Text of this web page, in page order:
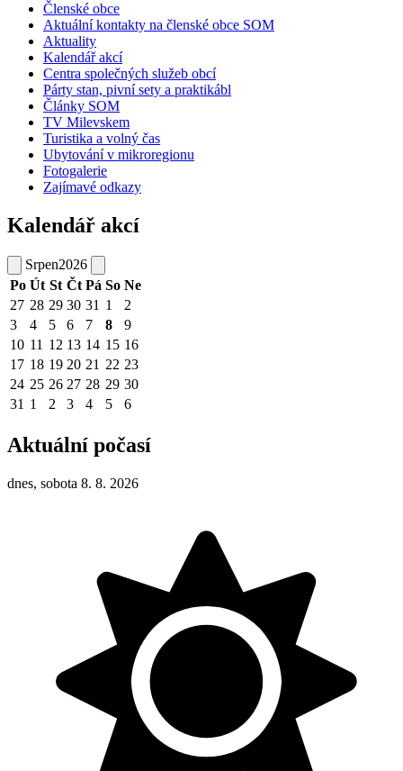
Členské obce
Aktuální kontakty na členské obce SOM
Aktuality
Kalendář akcí
Centra společných služeb obcí
Párty stan, pivní sety a praktikábl
Články SOM
TV Milevskem
Turistika a volný čas
Ubytování v mikroregionu
Fotogalerie
Zajímavé odkazy
Kalendář akcí
Srpen2026
Po Út St Čt Pá So Ne
27 28 29 30 31 1
2
3
4 5 6 7 8
9
10 11 12 13 14 15 16
17 18 19 20 21 22 23
24 25 26 27 28 29 30
31 1 2 3 4 5 6
Aktuální počasí
dnes, sobota 8. 8. 2026